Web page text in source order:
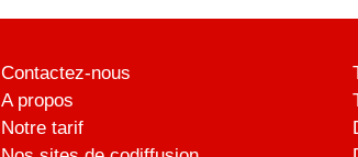
Contactez-nous
A propos
Notre tarif